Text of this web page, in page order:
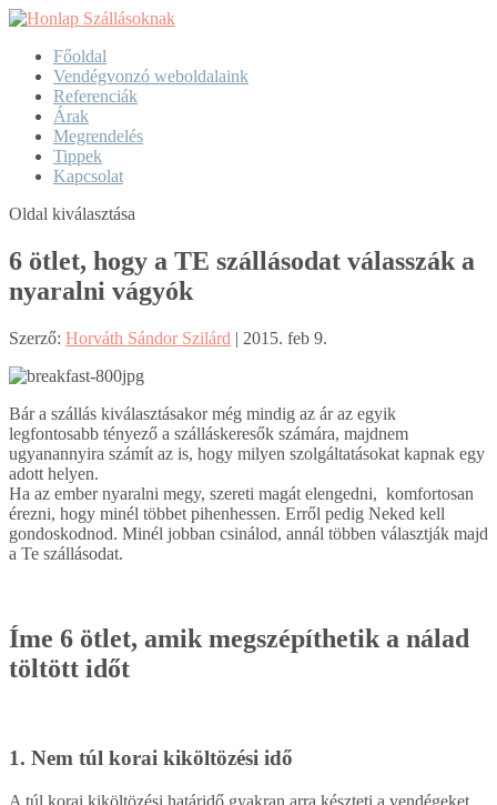
Főoldal
Vendégvonzó weboldalaink
Referenciák
Árak
Megrendelés
Tippek
Kapcsolat
Oldal kiválasztása
6 ötlet, hogy a TE szállásodat válasszák a
nyaralni vágyók
Szerző: Horváth Sándor Szilárd | 2015. feb 9.
Bár a szállás kiválasztásakor még mindig az ár az egyik
legfontosabb tényező a szálláskeresők számára, majdnem
ugyanannyira számít az is, hogy milyen szolgáltatásokat kapnak egy
adott helyen.
Ha az ember nyaralni megy, szereti magát elengedni, komfortosan
érezni, hogy minél többet pihenhessen. Erről pedig Neked kell
gondoskodnod. Minél jobban csinálod, annál többen választják majd
a Te szállásodat.
Íme 6 ötlet, amik megszépíthetik a nálad
töltött időt
1. Nem túl korai kiköltözési idő
A túl korai kiköltözési határidő gyakran arra készteti a vendégeket,